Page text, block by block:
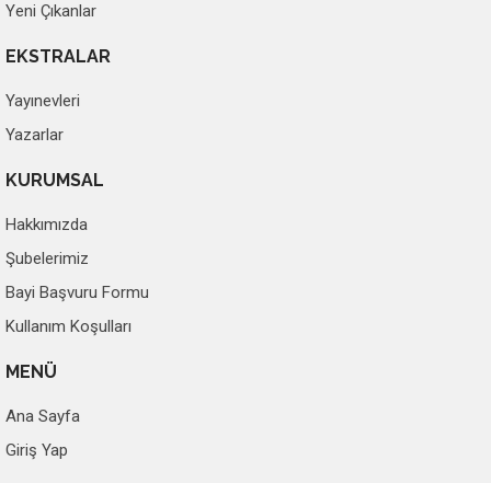
Yeni Çıkanlar
EKSTRALAR
Yayınevleri
Yazarlar
KURUMSAL
Hakkımızda
Şubelerimiz
Bayi Başvuru Formu
Kullanım Koşulları
MENÜ
Ana Sayfa
Giriş Yap